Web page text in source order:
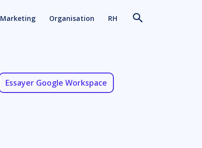
Marketing Organisation RH
Essayer Google Workspace